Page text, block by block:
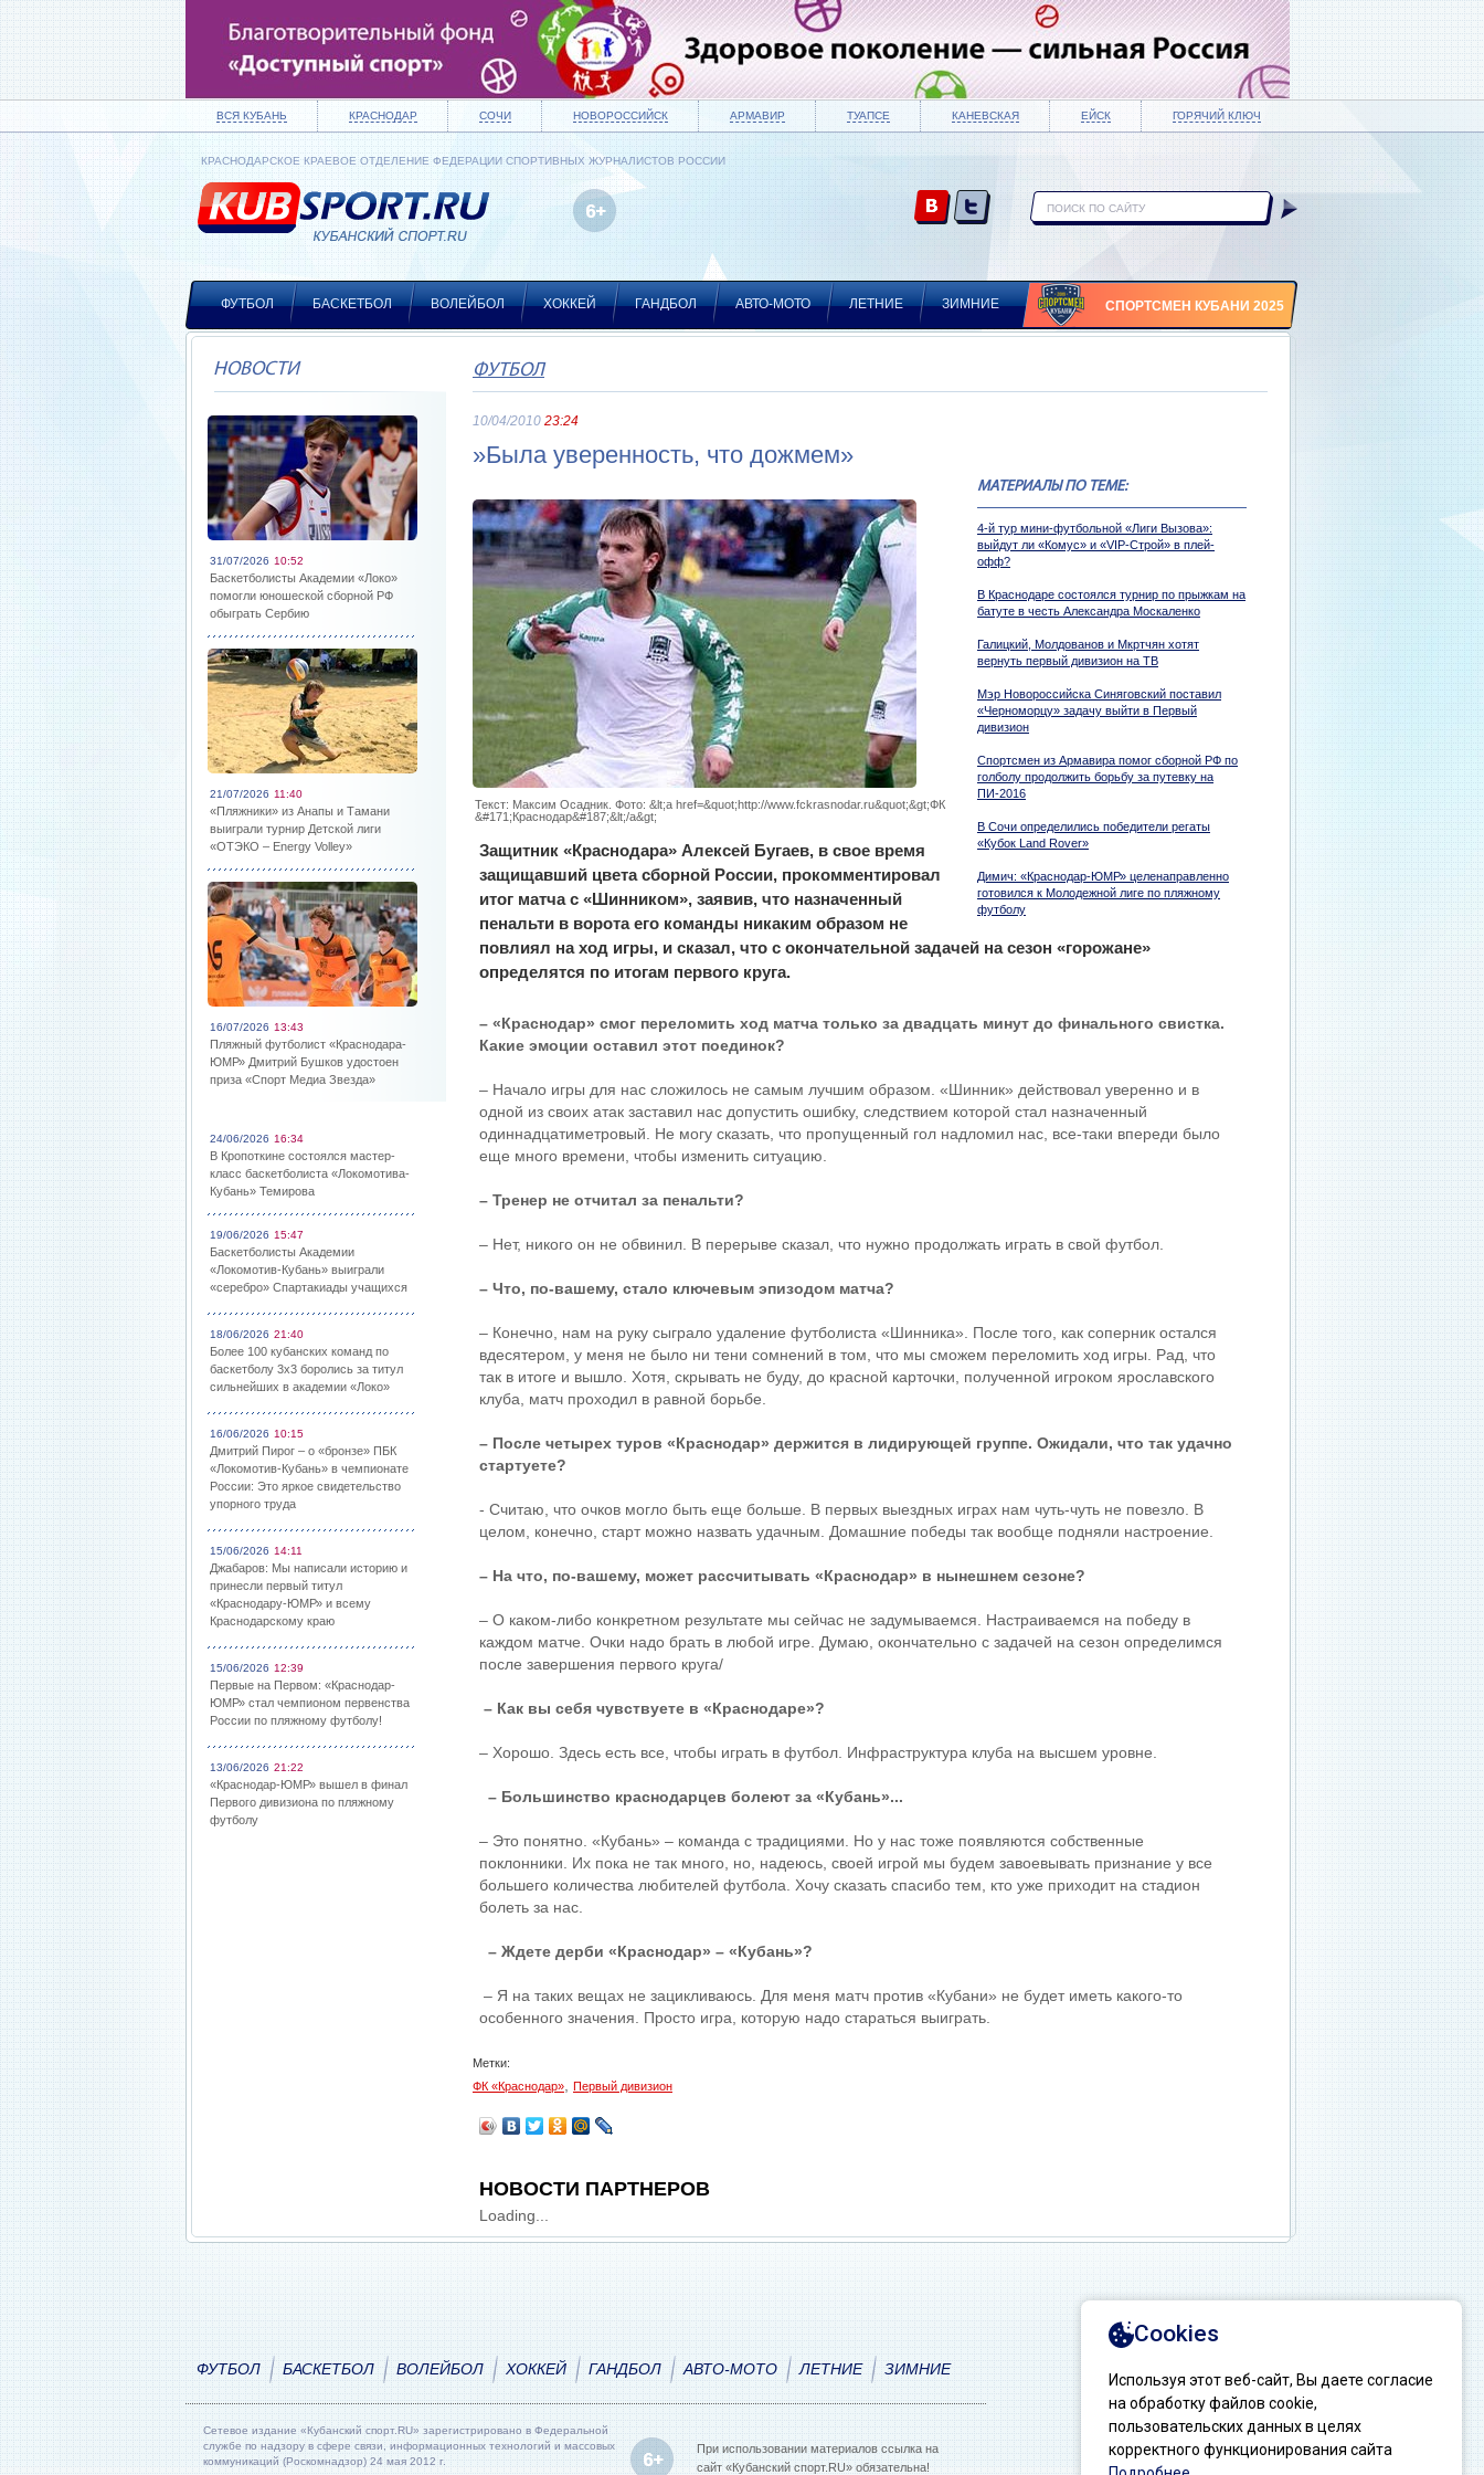
ВСЯ КУБАНЬ КРАСНОДАР СОЧИ НОВОРОССИЙСК АРМАВИР ТУАПСЕ КАНЕВСКАЯ ЕЙСК ГОРЯЧИЙ КЛЮЧ
КРАСНОДАРСКОЕ КРАЕВОЕ ОТДЕЛЕНИЕ ФЕДЕРАЦИИ СПОРТИВНЫХ ЖУРНАЛИСТОВ РОССИИ
ФУТБОЛ БАСКЕТБОЛ ВОЛЕЙБОЛ ХОККЕЙ ГАНДБОЛ АВТО-МОТО ЛЕТНИЕ ЗИМНИЕ СПОРТСМЕН КУБАНИ 2025
НОВОСТИ
31/07/2026 10:52
Баскетболисты Академии «Локо»
помогли юношеской сборной РФ
обыграть Сербию
21/07/2026 11:40
«Пляжники» из Анапы и Тамани
выиграли турнир Детской лиги
«ОТЭКО – Energy Volley»
16/07/2026 13:43
Пляжный футболист «Краснодара-
ЮМР» Дмитрий Бушков удостоен
приза «Спорт Медиа Звезда»
24/06/2026 16:34
В Кропоткине состоялся мастер-
класс баскетболиста «Локомотива-
Кубань» Темирова
19/06/2026 15:47
Баскетболисты Академии
«Локомотив-Кубань» выиграли
«серебро» Спартакиады учащихся
18/06/2026 21:40
Более 100 кубанских команд по
баскетболу 3х3 боролись за титул
сильнейших в академии «Локо»
16/06/2026 10:15
Дмитрий Пирог – о «бронзе» ПБК
«Локомотив-Кубань» в чемпионате
России: Это яркое свидетельство
упорного труда
15/06/2026 14:11
Джабаров: Мы написали историю и
принесли первый титул
«Краснодару-ЮМР» и всему
Краснодарскому краю
15/06/2026 12:39
Первые на Первом: «Краснодар-
ЮМР» стал чемпионом первенства
России по пляжному футболу!
13/06/2026 21:22
«Краснодар-ЮМР» вышел в финал
Первого дивизиона по пляжному
футболу
ФУТБОЛ
10/04/2010 23:24
»Была уверенность, что дожмем»
МАТЕРИАЛЫ ПО ТЕМЕ:
4-й тур мини-футбольной «Лиги Вызова»:
выйдут ли «Комус» и «VIP-Строй» в плей-
офф?
В Краснодаре состоялся турнир по прыжкам на
батуте в честь Александра Москаленко
Галицкий, Молдованов и Мкртчян хотят
вернуть первый дивизион на ТВ
Мэр Новороссийска Синяговский поставил
«Черноморцу» задачу выйти в Первый
дивизион
Спортсмен из Армавира помог сборной РФ по
голболу продолжить борьбу за путевку на
ПИ-2016
В Сочи определились победители регаты
«Кубок Land Rover»
Димич: «Краснодар-ЮМР» целенаправленно
готовился к Молодежной лиге по пляжному
футболу
Текст: Максим Осадник. Фото: &lt;a href=&quot;http://www.fckrasnodar.ru&quot;&gt;ФК
&#171;Краснодар&#187;&lt;/a&gt;
Защитник «Краснодара» Алексей Бугаев, в свое время
защищавший цвета сборной России, прокомментировал
итог матча с «Шинником», заявив, что назначенный
пенальти в ворота его команды никаким образом не
повлиял на ход игры, и сказал, что с окончательной задачей на сезон «горожане»
определятся по итогам первого круга.
– «Краснодар» смог переломить ход матча только за двадцать минут до финального свистка.
Какие эмоции оставил этот поединок?
– Начало игры для нас сложилось не самым лучшим образом. «Шинник» действовал уверенно и в
одной из своих атак заставил нас допустить ошибку, следствием которой стал назначенный
одиннадцатиметровый. Не могу сказать, что пропущенный гол надломил нас, все-таки впереди было
еще много времени, чтобы изменить ситуацию.
– Тренер не отчитал за пенальти?
– Нет, никого он не обвинил. В перерыве сказал, что нужно продолжать играть в свой футбол.
– Что, по-вашему, стало ключевым эпизодом матча?
– Конечно, нам на руку сыграло удаление футболиста «Шинника». После того, как соперник остался
вдесятером, у меня не было ни тени сомнений в том, что мы сможем переломить ход игры. Рад, что
так в итоге и вышло. Хотя, скрывать не буду, до красной карточки, полученной игроком ярославского
клуба, матч проходил в равной борьбе.
– После четырех туров «Краснодар» держится в лидирующей группе. Ожидали, что так удачно
стартуете?
- Считаю, что очков могло быть еще больше. В первых выездных играх нам чуть-чуть не повезло. В
целом, конечно, старт можно назвать удачным. Домашние победы так вообще подняли настроение.
– На что, по-вашему, может рассчитывать «Краснодар» в нынешнем сезоне?
– О каком-либо конкретном результате мы сейчас не задумываемся. Настраиваемся на победу в
каждом матче. Очки надо брать в любой игре. Думаю, окончательно с задачей на сезон определимся
после завершения первого круга/
– Как вы себя чувствуете в «Краснодаре»?
– Хорошо. Здесь есть все, чтобы играть в футбол. Инфраструктура клуба на высшем уровне.
– Большинство краснодарцев болеют за «Кубань»...
– Это понятно. «Кубань» – команда с традициями. Но у нас тоже появляются собственные
поклонники. Их пока не так много, но, надеюсь, своей игрой мы будем завоевывать признание у все
большего количества любителей футбола. Хочу сказать спасибо тем, кто уже приходит на стадион
болеть за нас.
– Ждете дерби «Краснодар» – «Кубань»?
– Я на таких вещах не зацикливаюсь. Для меня матч против «Кубани» не будет иметь какого-то
особенного значения. Просто игра, которую надо стараться выиграть.
Метки:
ФК «Краснодар»
Первый дивизион
НОВОСТИ ПАРТНЕРОВ
Loading...
ФУТБОЛ БАСКЕТБОЛ ВОЛЕЙБОЛ ХОККЕЙ ГАНДБОЛ АВТО-МОТО ЛЕТНИЕ ЗИМНИЕ
Сетевое издание «Кубанский спорт.RU» зарегистрировано в Федеральной
службе по надзору в сфере связи, информационных технологий и массовых
коммуникаций (Роскомнадзор) 24 мая 2012 г.
При использовании материалов ссылка на
сайт «Кубанский спорт.RU» обязательна!